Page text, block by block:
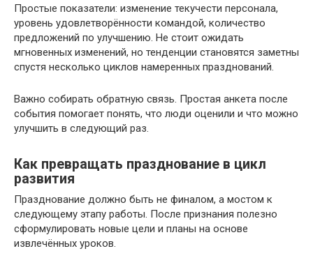
Простые показатели: изменение текучести персонала,
уровень удовлетворённости командой, количество
предложений по улучшению. Не стоит ожидать
мгновенных изменений, но тенденции становятся заметны
спустя несколько циклов намеренных празднований.
Важно собирать обратную связь. Простая анкета после
события помогает понять, что люди оценили и что можно
улучшить в следующий раз.
Как превращать празднование в цикл
развития
Празднование должно быть не финалом, а мостом к
следующему этапу работы. После признания полезно
сформулировать новые цели и планы на основе
извлечённых уроков.